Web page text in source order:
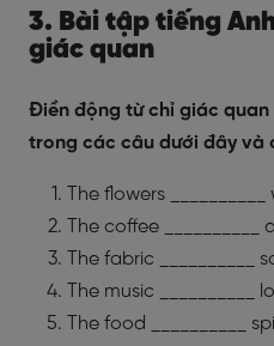
3. Bài tập tiếng
giác quan
Điền động từ chỉ giác
trong các câu dưới đây và
The flowers
The coffee __________
The fabric __________
The music __________
The food __________